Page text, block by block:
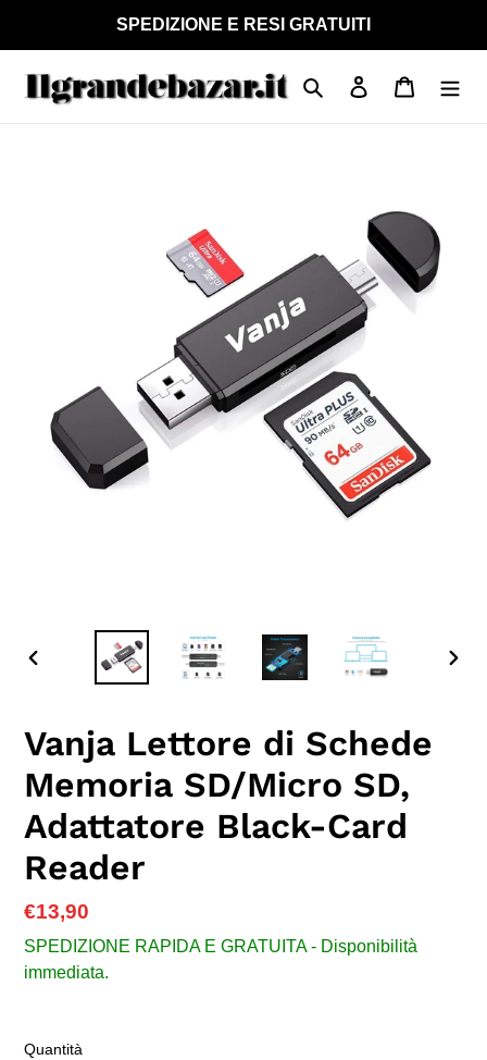
contenuti
SPEDIZIONE E RESI GRATUITI
Cerca Accedi Carrello
Vanja Lettore di Schede
Memoria SD/Micro SD,
Adattatore Black-Card
Reader
Prezzo
di
listino
€13,90
SPEDIZIONE RAPIDA E GRATUITA - Disponibilità
immediata.
Quantità